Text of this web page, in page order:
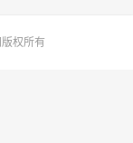
权所有